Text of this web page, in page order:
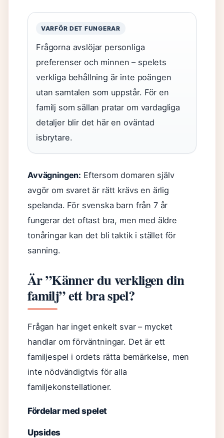
VARFÖR DET FUNGERAR
Frågorna avslöjar personliga
preferenser och minnen – spelets
verkliga behållning är inte poängen
utan samtalen som uppstår. För en
familj som sällan pratar om vardagliga
detaljer blir det här en oväntad
isbrytare.
Avvägningen: Eftersom domaren själv
avgör om svaret är rätt krävs en ärlig
spelanda. För svenska barn från 7 år
fungerar det oftast bra, men med äldre
tonåringar kan det bli taktik i stället för
sanning.
Är ”Känner du verkligen din
familj” ett bra spel?
Frågan har inget enkelt svar – mycket
handlar om förväntningar. Det är ett
familjespel i ordets rätta bemärkelse, men
inte nödvändigtvis för alla
familjekonstellationer.
Fördelar med spelet
Upsides